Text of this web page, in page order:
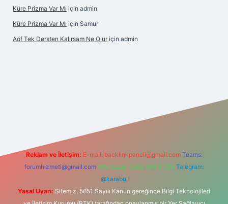
Küre Prizma Var Mı için admin
Küre Prizma Var Mı için Samur
Aöf Tek Dersten Kalırsam Ne Olur için admin
Reklam ve İletişim: E-mail: backlinkpaneli@gmail.com Teams:
forumhizmeti@gmail.com Whatsapp: 0262 606 0 726 Telegram:
@karabul
Yasal Uyarı: Sitemiz, 5651 Sayılı Kanun gereğince Bilgi Teknolojileri